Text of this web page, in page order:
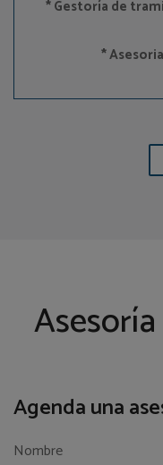
* Gestoría de
*
Agenda una
Nombre